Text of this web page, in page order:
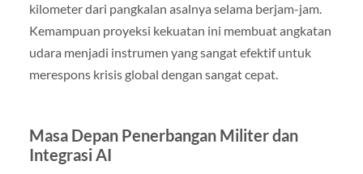
kilometer dari pangkalan asalnya selama berjam-jam.
Kemampuan proyeksi kekuatan ini membuat angkatan
udara menjadi instrumen yang sangat efektif untuk
merespons krisis global dengan sangat cepat.
Masa Depan Penerbangan Militer dan
Integrasi AI